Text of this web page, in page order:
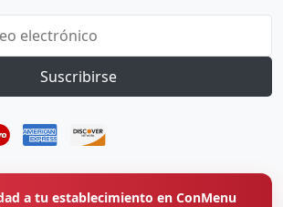
Suscribirse
a tu establecimiento en ConMenu